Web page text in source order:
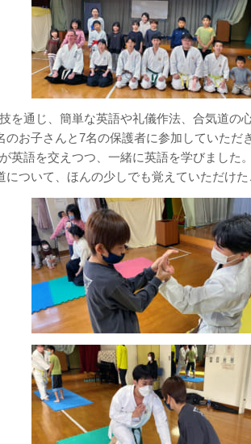
を通じ、簡単な英語や礼儀作法、合気道の
のお子さんと7名の保護者に参加していただ
英語を交えつつ、一緒に英語を学びました。
ついて、ほんの少しでも覚えていただけた